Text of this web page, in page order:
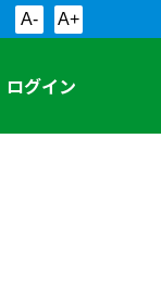
A- A+
ログイン